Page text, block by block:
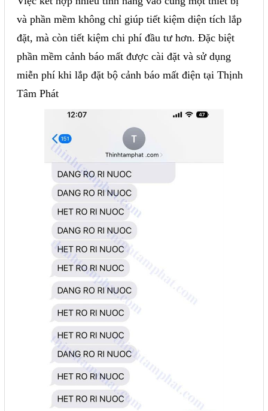
và phần mềm không chỉ giúp tiết kiệm diện tích lắp
đặt, mà còn tiết kiệm chi phí đầu tư hơn. Đặc biệt
phần mềm cảnh báo mất được cài đặt và sử dụng
miễn phí khi lắp đặt bộ cảnh báo mất điện tại Thịnh
Tâm Phát